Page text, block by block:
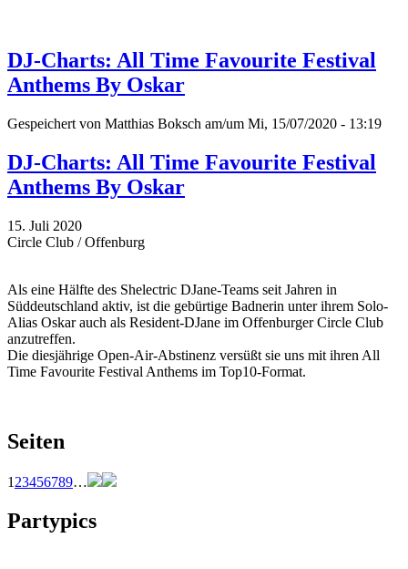
DJ-Charts: All Time Favourite Festival
Anthems By Oskar
Gespeichert von Matthias Boksch am/um Mi, 15/07/2020 - 13:19
DJ-Charts: All Time Favourite Festival
Anthems By Oskar
15. Juli 2020
Circle Club / Offenburg
Als eine Hälfte des Shelectric DJane-Teams seit Jahren in
Süddeutschland aktiv, ist die gebürtige Badnerin unter ihrem Solo-
Alias Oskar auch als Resident-DJane im Offenburger Circle Club
anzutreffen.
Die diesjährige Open-Air-Abstinenz versüßt sie uns mit ihren All
Time Favourite Festival Anthems im Top10-Format.
Seiten
1 23456789…
Partypics